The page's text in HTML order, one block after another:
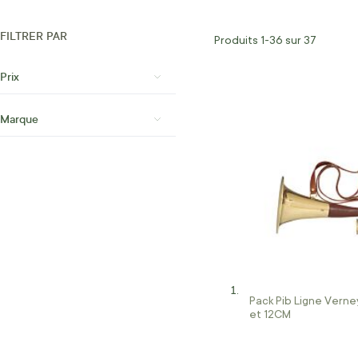
FILTRER PAR
Prix
Marque
Produits 1-36 sur37
Pack Pib Ligne
et 12CM